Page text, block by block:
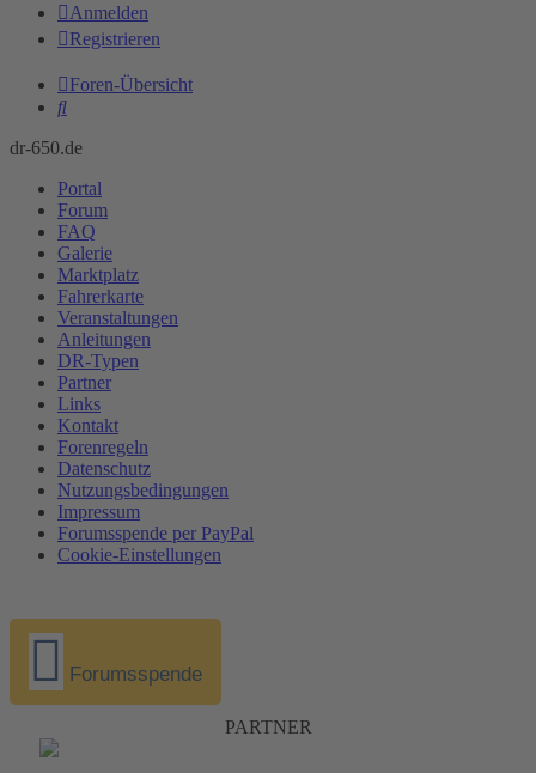
Anmelden
Registrieren
Foren-Übersicht
Suche
dr-650.de
Portal
Forum
FAQ
Galerie
Marktplatz
Fahrerkarte
Veranstaltungen
Anleitungen
DR-Typen
Partner
Links
Kontakt
Forenregeln
Datenschutz
Nutzungsbedingungen
Impressum
Forumsspende per PayPal
Cookie-Einstellungen
Forumsspende
PARTNER